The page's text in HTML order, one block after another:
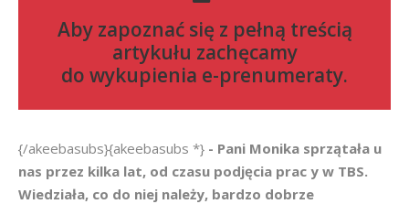
Aby zapoznać się z pełną treścią
artykułu zachęcamy
do wykupienia e-prenumeraty.
{/akeebasubs}{akeebasubs *} - Pani Monika sprzątała u
nas przez kilka lat, od czasu podjęcia prac y w TBS.
Wiedziała, co do niej należy, bardzo dobrze